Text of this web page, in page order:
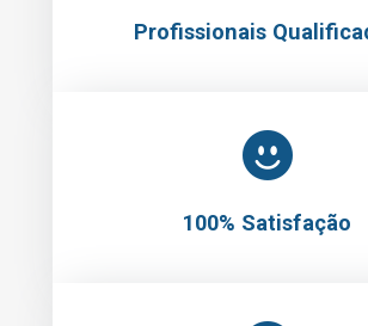
Profissionais
100% Satisfação